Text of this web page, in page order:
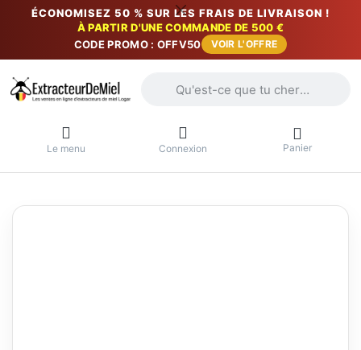
ÉCONOMISEZ 50 % SUR LES FRAIS DE LIVRAISON !
À PARTIR D'UNE COMMANDE DE 500 €
CODE PROMO : OFFV50
VOIR L'OFFRE
Le menu Connexion Panier